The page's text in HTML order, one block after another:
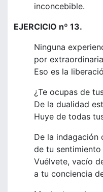
inconcebible.
EJERCICIO nº 13.
Ninguna
por
Eso es la
¿Te ocupas de
De la dualidad
Huye de todas
De la indagación
de tu sentimiento
Vuélvete, vacío
a tu conciencia